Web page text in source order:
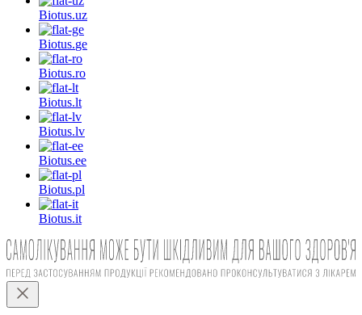
Biotus.uz
Biotus.ge
Biotus.ro
Biotus.lt
Biotus.lv
Biotus.ee
Biotus.pl
Biotus.it